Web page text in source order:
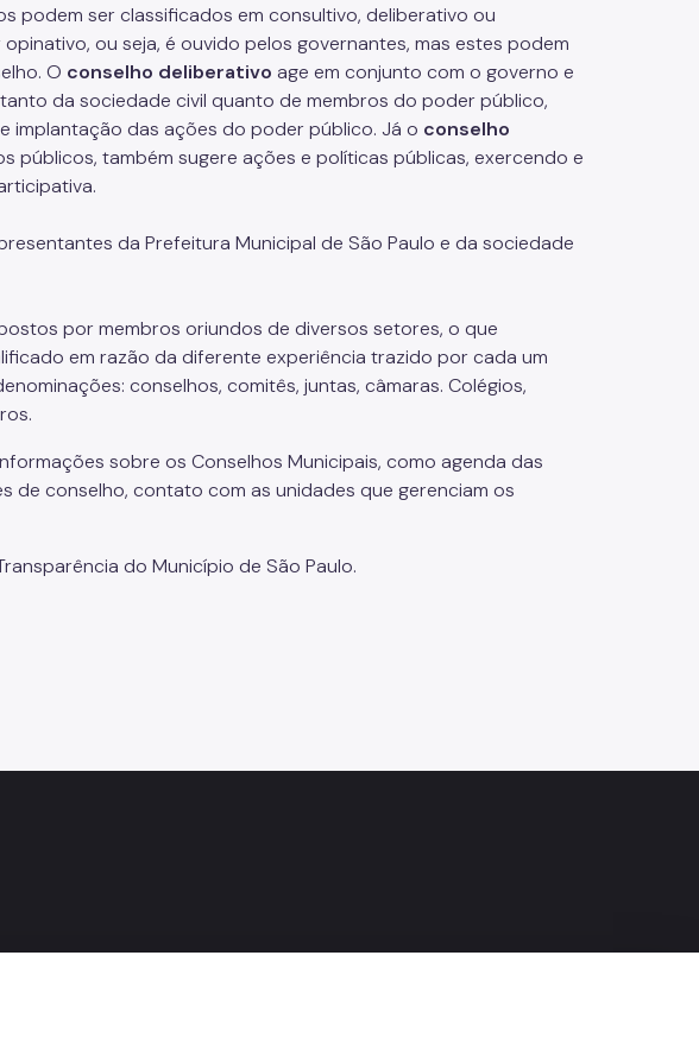
podem ser classificados em consultivo, deliberativo ou
ou seja, é ouvido pelos governantes, mas estes podem
O conselho deliberativo age em conjunto com o governo e
da sociedade civil quanto de membros do poder público,
implantação das ações do poder público. Já o conselho
públicos, também sugere ações e políticas públicas, exercendo e
da Prefeitura Municipal de São Paulo e da sociedade
por membros oriundos de diversos setores, o que
em razão da diferente experiência trazido por cada um
conselhos, comitês, juntas, câmaras. Colégios,
sobre os Conselhos Municipais, como agenda das
de conselho, contato com as unidades que gerenciam os
do Município de São Paulo.